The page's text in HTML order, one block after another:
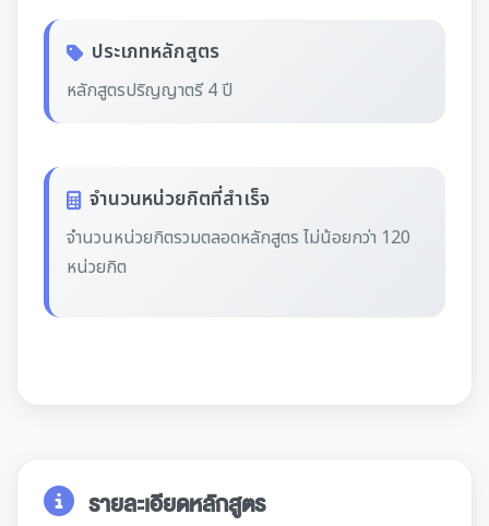
ประเภทหลักสูตร
หลักสูตรปริญญาตรี 4 ปี
จำนวนหน่วยกิตที่สำเร็จ
จํานวนหน่วยกิตรวมตลอดหลักสูตร ไม่น้อยกว่า 120
หน่วยกิต
รายละเอียดหลักสูตร